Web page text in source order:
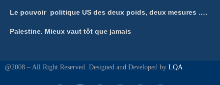
Le pouvoir politique US des deux poids, deux mesures ….
Palestine. Mieux vaut tôt que jamais
@2008 – All Right Reserved. Designed and Developed by LQA